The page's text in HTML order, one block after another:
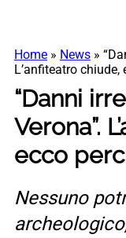
Home » News »
L’anfiteatro chiude,
“Danni
Verona”.
ecco
Nessuno